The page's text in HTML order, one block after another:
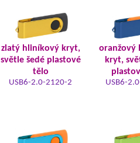
zlatý hliníkový kryt,
světle šedé plastové
tělo
USB6-2.0-2120-2
oranžový
kryt,
USB6-